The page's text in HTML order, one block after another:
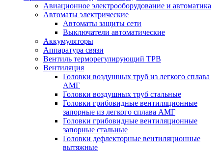
Авиационное электрооборудование и автоматика
Автоматы электрические
Автоматы защиты сети
Выключатели автоматические
Аккумуляторы
Аппаратура связи
Вентиль терморегулирующий ТРВ
Вентиляция
Головки воздушных труб из легкого сплава
АМГ
Головки воздушных труб стальные
Головки грибовидные вентиляционные
запорные из легкого сплава АМГ
Головки грибовидные вентиляционные
запорные стальные
Головки дефлекторные вентиляционные
вытяжные